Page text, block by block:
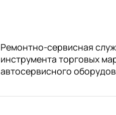
Ремонтно-сервисная
инструмента торговых
автосервисного